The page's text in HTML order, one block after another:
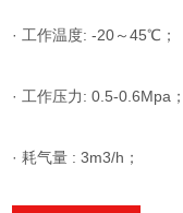
· 工作温度: -20～45℃；
· 工作压力: 0.5-0.6Mpa；
· 耗气量 : 3m3/h；